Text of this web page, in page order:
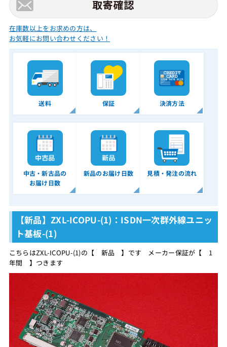
在庫数以上をお求めの方は、
お気軽にお問い合わせください！
送料 保証 決済方法
中古・新古品の
お届け日数
新品のお届け日数 見積・発注の流れ
【新品】ZXL-ICOPU-(1)：ISDN一次群外線ユニッ
ト基板-(1)
こちらはZXL-ICOPU-(1)の【 新品 】です メーカー保証が【 1
年間 】つきます